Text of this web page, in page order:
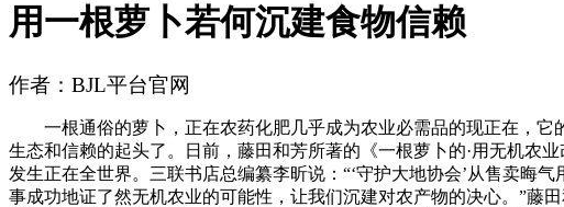
用一根萝卜若何沉建食物信赖
作者：BJL平台官网
一根通俗的萝卜，正在农药化肥几乎成为农业必需品的现正在，它
生态和信赖的起头了。日前，藤田和芳所著的《一根萝卜的·用无机农
发生正在全世界。三联书店总编纂李昕说：“‘守护大地协会’从售卖晦
事成功地证了然无机农业的可能性，让我们沉建对农产物的决心。”